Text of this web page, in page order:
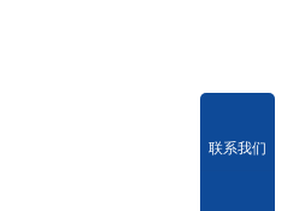
联系我们